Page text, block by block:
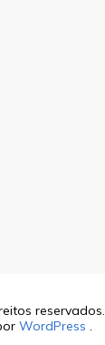
reservados.
WordPress .